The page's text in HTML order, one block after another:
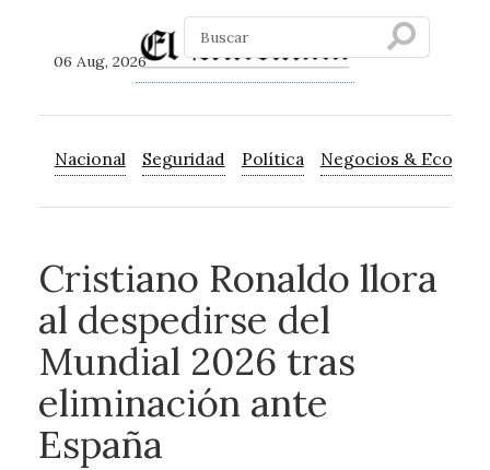
06 Aug, 2026
Nacional Seguridad Política Negocios &
Cristiano Ronaldo llora
al despedirse del
Mundial 2026 tras
eliminación ante
España